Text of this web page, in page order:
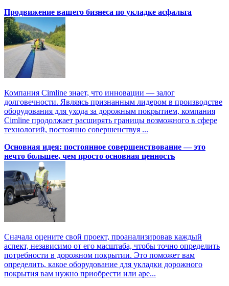
Продвижение вашего бизнеса по укладке асфальта
Компания Cimline знает, что инновации — залог
долговечности. Являясь признанным лидером в производстве
оборудования для ухода за дорожным покрытием, компания
Cimline продолжает расширять границы возможного в сфере
технологий, постоянно совершенствуя ...
Основная идея: постоянное совершенствование — это
нечто большее, чем просто основная ценность
Сначала оцените свой проект, проанализировав каждый
аспект, независимо от его масштаба, чтобы точно определить
потребности в дорожном покрытии. Это поможет вам
определить, какое оборудование для укладки дорожного
покрытия вам нужно приобрести или аре...